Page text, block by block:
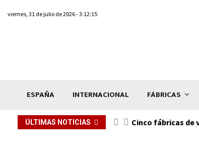
viernes, 31 de julio de 2026 - 3:12:15
ESPAÑA INTERNACIONAL FÁBRICAS
ÚLTIMAS NOTICIAS Cinco fábricas de